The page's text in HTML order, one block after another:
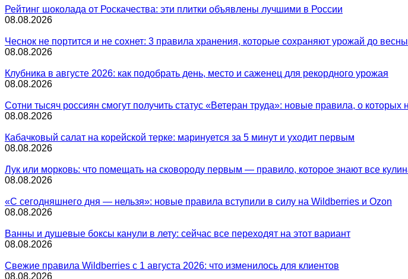
Рейтинг шоколада от Роскачества: эти плитки объявлены лучшими в России
08.08.2026
Чеснок не портится и не сохнет: 3 правила хранения, которые сохраняют урожай до весны
08.08.2026
Клубника в августе 2026: как подобрать день, место и саженец для рекордного урожая
08.08.2026
Сотни тысяч россиян смогут получить статус «Ветеран труда»: новые правила, о которых
08.08.2026
Кабачковый салат на корейской терке: маринуется за 5 минут и уходит первым
08.08.2026
Лук или морковь: что помещать на сковороду первым — правило, которое знают все
08.08.2026
«С сегодняшнего дня — нельзя»: новые правила вступили в силу на Wildberries и Ozon
08.08.2026
Ванны и душевые боксы канули в лету: сейчас все переходят на этот вариант
08.08.2026
Свежие правила Wildberries с 1 августа 2026: что изменилось для клиентов
08.08.2026